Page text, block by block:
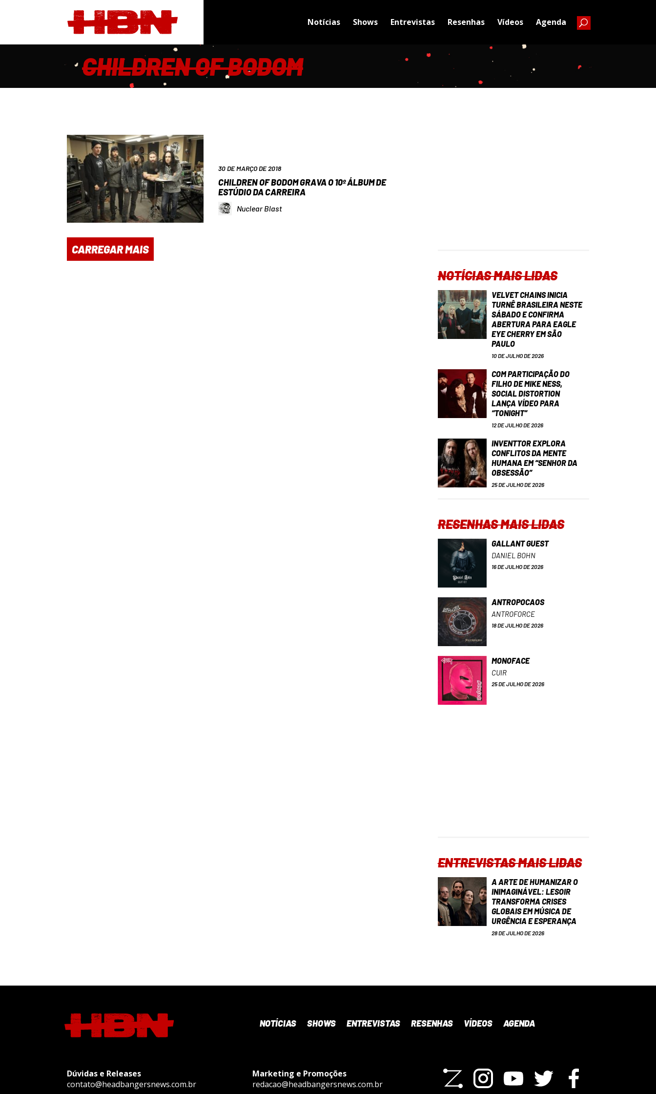
Notícias Shows Entrevistas Resenhas Vídeos Agenda
CHILDREN OF BODOM
30 DE MARÇO DE 2018
CHILDREN OF BODOM GRAVA O 10º ÁLBUM DE
ESTÚDIO DA CARREIRA
Nuclear Blast
CARREGAR MAIS
NOTÍCIAS MAIS LIDAS
VELVET CHAINS INICIA
TURNÊ BRASILEIRA NESTE
SÁBADO E CONFIRMA
ABERTURA PARA EAGLE
EYE CHERRY EM SÃO
PAULO
10 DE JULHO DE 2026
COM PARTICIPAÇÃO DO
FILHO DE MIKE NESS,
SOCIAL DISTORTION
LANÇA VÍDEO PARA
“TONIGHT”
12 DE JULHO DE 2026
INVENTTOR EXPLORA
CONFLITOS DA MENTE
HUMANA EM “SENHOR DA
OBSESSÃO”
25 DE JULHO DE 2026
RESENHAS MAIS LIDAS
GALLANT GUEST
DANIEL BOHN
16 DE JULHO DE 2026
ANTROPOCAOS
ANTROFORCE
18 DE JULHO DE 2026
MONOFACE
CUIR
25 DE JULHO DE 2026
ENTREVISTAS MAIS LIDAS
A ARTE DE HUMANIZAR O
INIMAGINÁVEL: LESOIR
TRANSFORMA CRISES
GLOBAIS EM MÚSICA DE
URGÊNCIA E ESPERANÇA
28 DE JULHO DE 2026
NOTÍCIAS SHOWS ENTREVISTAS RESENHAS VÍDEOS AGENDA
Dúvidas e Releases
contato@headbangersnews.com.br
Marketing e Promoções
redacao@headbangersnews.com.br